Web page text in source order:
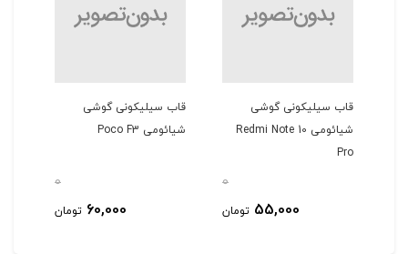
قاب سیلیکونی گوشی
شیائومی Redmi Note 10
Pro
0
55,000 تومان
قاب سیلیکونی گوشی
شیائومی Poco F3
0
60,000 تومان